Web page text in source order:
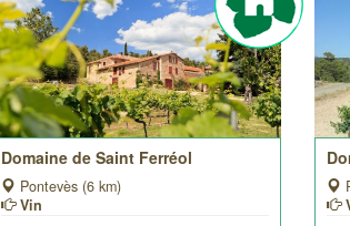
Domaine de Saint Ferréol
Pontevès (6 km)
Vin